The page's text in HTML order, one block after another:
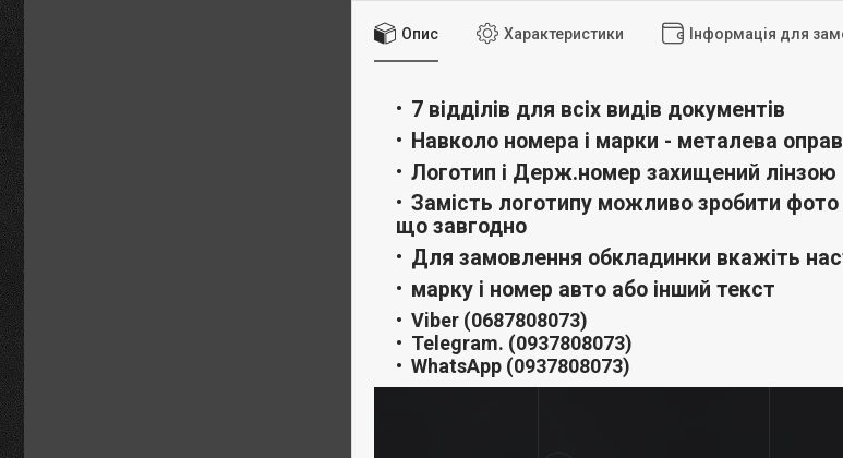
Опис Характеристики Інформація для
7 відділів для всіх видів документів
Навколо номера і марки - металева
Логотип і Держ.номер захищений лінзою
Замість логотипу можливо зробити
що завгодно
Для замовлення обкладинки вкажіть
марку і номер авто або інший текст
Viber (0687808073)
Telegram. (0937808073)
WhatsApp (0937808073)